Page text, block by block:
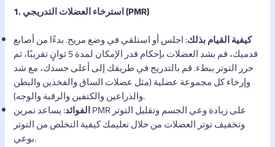
1. استرخاء العضلات التدريجي (PMR)
كيفية القيام بذلك: اجلس أو استلقي في وضع مريح. بدءًا من أصابع
قدميك، قم بشد العضلات بإحكام قدر الإمكان لمدة 5 ثوانٍ تقريبًا، ثم
حرر التوتر ببطء. قم بالتدريج في طريقك إلى أعلى جسدك، مع شد
وإرخاء كل مجموعة عضلية (مثل عضلات الساق والفخذين والبطن
والذراعين والكتفين والرقبة والوجه).
الفوائد: يساعد تمرين PMR على زيادة وعي الجسم وتقليل التوتر
وتخفيف توتر العضلات من خلال تعليمك كيفية التخلص من التوتر
بوعي.